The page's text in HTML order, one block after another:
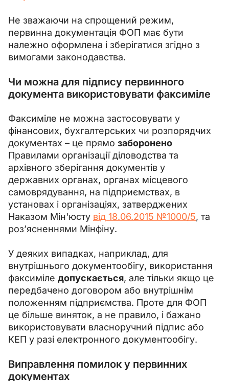
Не зважаючи на спрощений режим,
первинна документація ФОП має бути
належно оформлена і зберігатися згідно з
вимогами законодавства.
Чи можна для підпису первинного
документа використовувати факсиміле
Факсиміле не можна застосовувати у
фінансових, бухгалтерських чи розпорядчих
документах – це прямо заборонено
Правилами організації діловодства та
архівного зберігання документів у
державних органах, органах місцевого
самоврядування, на підприємствах, в
установах і організаціях, затверджених
Наказом Мін'юсту від 18.06.2015 №1000/5, та
роз’ясненнями Мінфіну.
У деяких випадках, наприклад, для
внутрішнього документообігу, використання
факсиміле допускається, але тільки якщо це
передбачено договором або внутрішнім
положенням підприємства. Проте для ФОП
це більше виняток, а не правило, і бажано
використовувати власноручний підпис або
КЕП у разі електронного документообігу.
Виправлення помилок у первинних
документах